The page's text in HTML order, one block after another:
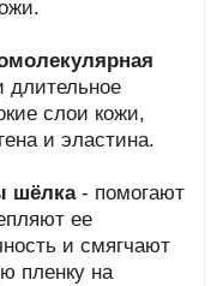
длительное
слои кожи,
и эластина.
шёлка- помогают
ее
и смягчают
пленку на